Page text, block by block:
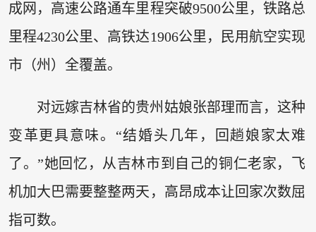
成网，高速公路通车里程突破9500公里，铁路总
里程4230公里、高铁达1906公里，民用航空实现
市（州）全覆盖。
对远嫁吉林省的贵州姑娘张部理而言，这种
变革更具意味。“结婚头几年，回趟娘家太难
了。”她回忆，从吉林市到自己的铜仁老家，飞
机加大巴需要整整两天，高昂成本让回家次数屈
指可数。